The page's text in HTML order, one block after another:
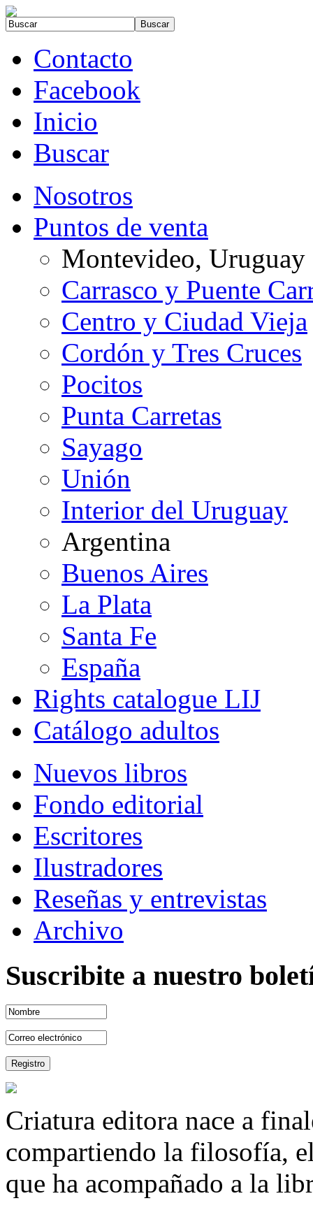
Contacto
Facebook
Inicio
Buscar
Nosotros
Puntos de venta
Montevideo, Uruguay
Carrasco y Puente
Centro y Ciudad Vieja
Cordón y Tres Cruces
Pocitos
Punta Carretas
Sayago
Unión
Interior del Uruguay
Argentina
Buenos Aires
La Plata
Santa Fe
España
Rights catalogue LIJ
Catálogo adultos
Nuevos libros
Fondo editorial
Escritores
Ilustradores
Reseñas y entrevistas
Archivo
Suscribite a nuestro
Criatura editora nace a
compartiendo la filosofía,
que ha acompañado a la